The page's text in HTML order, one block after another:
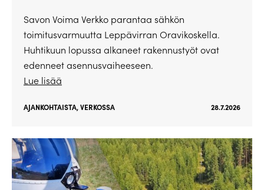
Savon Voima Verkko parantaa sähkön
toimitusvarmuutta Leppävirran Oravikoskella.
Huhtikuun lopussa alkaneet rakennustyöt ovat
edenneet asennusvaiheeseen.
Lue lisää
AJANKOHTAISTA,VERKOSSA 28.7.2026